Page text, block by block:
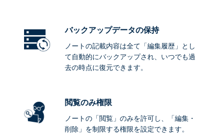
バックアップデータの保持
ノートの記載内容は全て「編集履歴」とし
て自動的にバックアップされ、いつでも過
去の時点に復元できます。
閲覧のみ権限
ノートの「閲覧」のみを許可し、「編集・
削除」を制限する権限を設定できます。